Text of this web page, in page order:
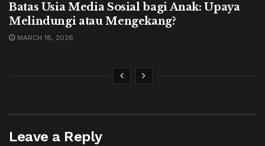
Batas Usia Media Sosial bagi Anak: Upaya
Melindungi atau Mengekang?
MARCH 18, 2026
Leave a Reply